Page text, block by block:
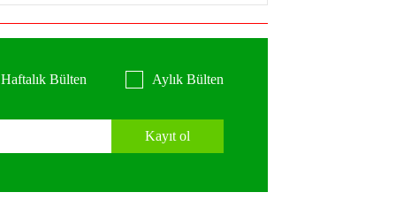
Haftalık Bülten Aylık Bülten
Kayıt ol